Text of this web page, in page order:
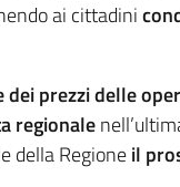
ai cittadini
dei prezzi delle
regionale
della Regioneil